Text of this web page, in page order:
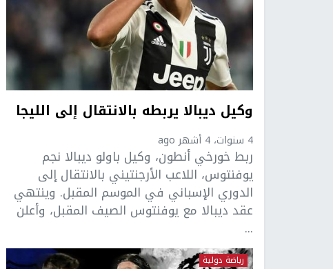
وكيل ديبالا يربطه بالانتقال إلى الليجا
4 سنوات، 4 أشهر ago
ربط خورخي أنطون، وكيل باولو ديبالا نجم
يوفنتوس، اللاعب الأرجنتيني بالانتقال إلى
الدوري الإسباني في الموسم المقبل. وينتهي
عقد ديبالا مع يوفنتوس الصيف المقبل، وأعلن
...
رياضة دولية